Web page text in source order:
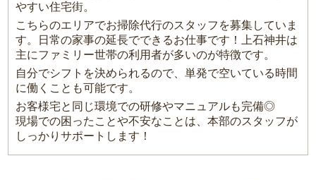
やすい住宅街。
こちらのエリアでお掃除代行のスタッフを募集していま
す。日常の家事の延長でできるお仕事です！上石神井は
主にファミリー世帯の利用者が多いのが特徴です。
自分でシフトを決められるので、単発で空いている時間
に働くことも可能です。
お客様宅と同じ環境での研修やマニュアルも完備◎
現場での困ったことや不安なことは、本部のスタッフが
しっかりサポートします！